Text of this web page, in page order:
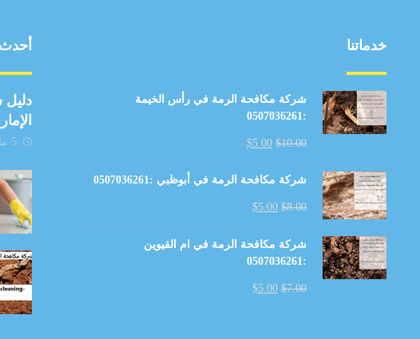
خدماتنا
شركة مكافحة الرمة في رأس الخيمة
:0507036261
$10.00
$5.00
شركة مكافحة الرمة في أبوظبي :0507036261
$8.00
$5.00
شركة مكافحة الرمة في ام القيوين
:0507036261
$7.00
$5.00
أحدث
5 مارس، 2026